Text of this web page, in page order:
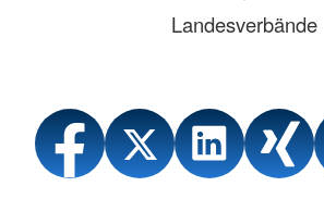
Landesverbände